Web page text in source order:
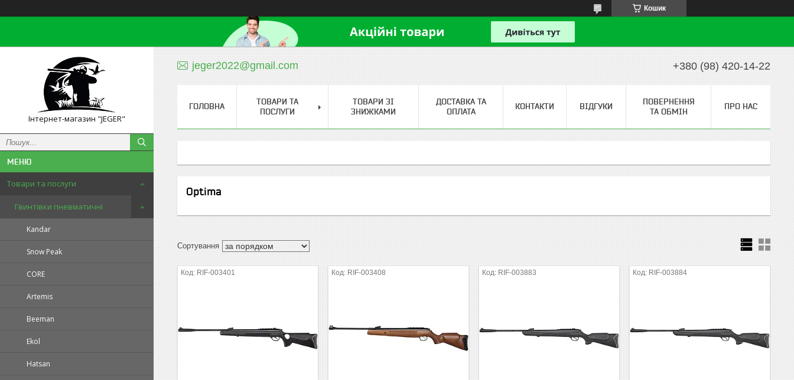
Кошик
Інтернет-магазин "JEGER"
Товари та послуги
Гвинтівки пневматичні
Kandar
Snow Peak
CORE
Artemis
Beeman
Ekol
Hatsan
jeger2022@gmail.com +380 (98) 420-14-22
ГОЛОВНА
ТОВАРИ ТА
ПОСЛУГИ
ТОВАРИ ЗІ
ЗНИЖКАМИ
ДОСТАВКА ТА
ОПЛАТА
КОНТАКТИ ВІДГУКИ
ПОВЕРНЕННЯ
ТА ОБМІН
ПРО НАС
Optima
RIF-003401 RIF-003408 RIF-003883 RIF-003884